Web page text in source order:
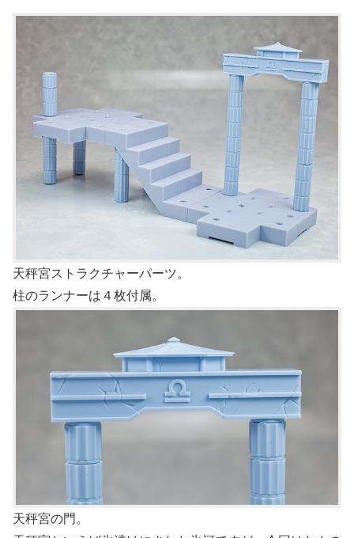
天秤宮ストラクチャーパーツ。
柱のランナーは４枚付属。
天秤宮の門。